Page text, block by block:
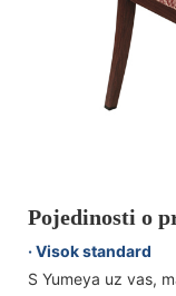
Pojedinosti o
· Visok standard
S Yumeya uz vas,